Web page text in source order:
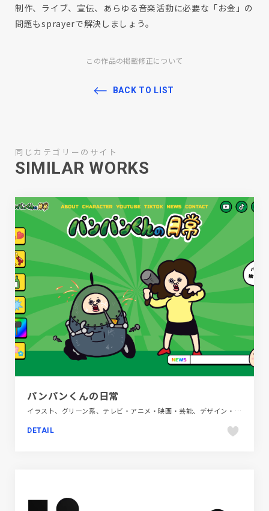
制作、ライブ、宣伝、あらゆる音楽活動に必要な「お金」の
問題もsprayerで解決しましょう。
この作品の掲載修正について
BACK TO LIST
同じカテゴリーのサイト
SIMILAR WORKS
パンパンくんの日常
イラスト、グリーン系、テレビ・アニメ・映画・芸能、デザイン・アート・音楽・文芸、ブランド・サービスサイト、ポップ、モーション多め
DETAIL